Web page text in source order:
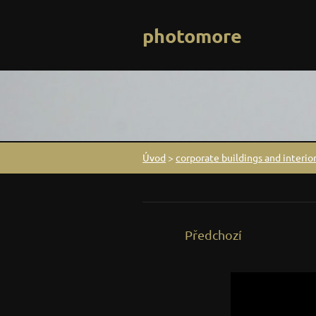
photomore
Úvod > corporate buildings and
Předchozí